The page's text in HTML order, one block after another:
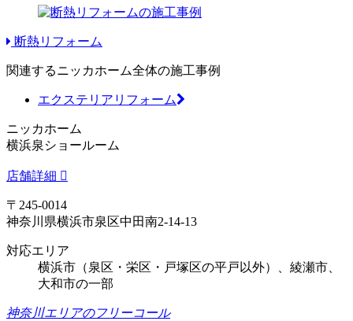
断熱リフォーム
関連するニッカホーム全体の施工事例
エクステリアリフォーム
ニッカホーム
横浜泉ショールーム
店舗詳細
〒245-0014
神奈川県横浜市泉区中田南2-14-13
対応エリア
横浜市（泉区・栄区・戸塚区の平戸以外）、綾瀬市、
大和市の一部
神奈川エリアのフリーコール